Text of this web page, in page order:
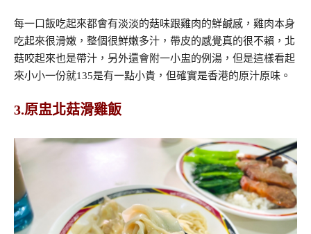
每一口飯吃起來都會有淡淡的菇味跟雞肉的鮮鹹感，雞肉本身
吃起來很滑嫩，整個很鮮嫩多汁，帶皮的感覺真的很不賴，北
菇咬起來也是帶汁，另外還會附一小盅的例湯，但是這樣看起
來小小一份就135是有一點小貴，但確實是香港的原汁原味。
3.原盅北菇滑雞飯